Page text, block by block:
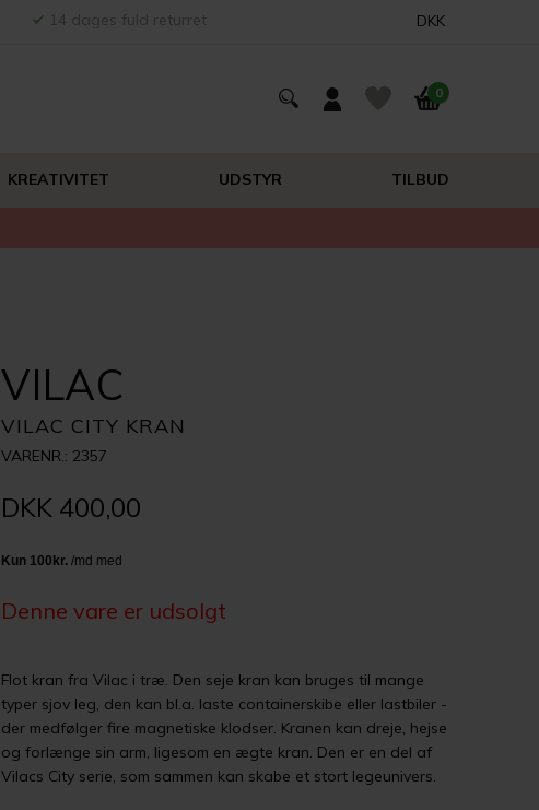
DKK
0
KREATIVITET UDSTYR TILBUD
VILAC
VILAC CITY KRAN
VARENR.: 2357
DKK 400,00
Denne vare er udsolgt
Flot kran fra Vilac i træ. Den seje kran kan bruges til mange
typer sjov leg, den kan bl.a. laste containerskibe eller lastbiler -
der medfølger fire magnetiske klodser. Kranen kan dreje, hejse
og forlænge sin arm, ligesom en ægte kran. Den er en del af
Vilacs City serie, som sammen kan skabe et stort legeunivers.